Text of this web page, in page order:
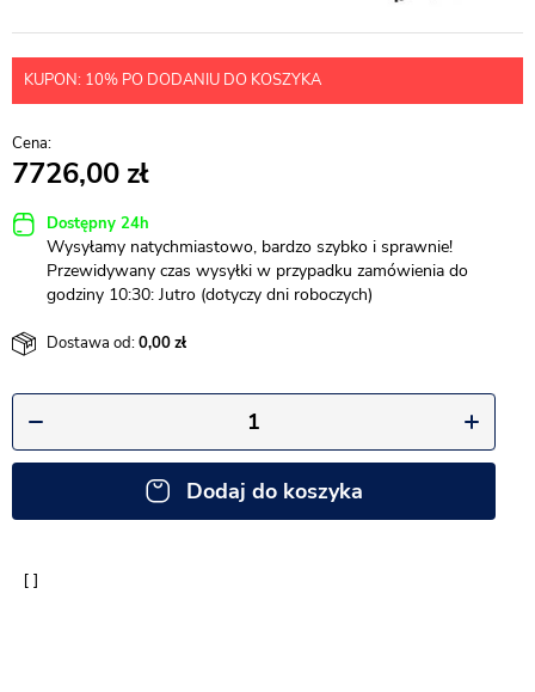
KUPON: 10% PO DODANIU DO KOSZYKA
7726,00
Dostępny 24h
Wysyłamy natychmiastowo, bardzo szybko i sprawnie!
Przewidywany czas wysyłki w przypadku zamówienia do
godziny 10:30: Jutro (dotyczy dni roboczych)
Dostawa od:0,00
Dodaj do koszyka